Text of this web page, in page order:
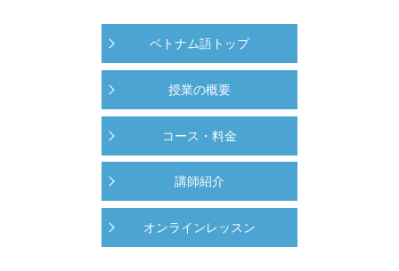
ベトナム語トップ
授業の概要
コース・料金
講師紹介
オンラインレッスン